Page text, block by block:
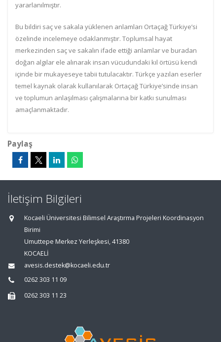
yararlanılmıştır.
Bu bildiri saç ve sakala yüklenen anlamları Ortaçağ Türkiye’si
özelinde incelemeye odaklanmıştır. Toplumsal hayat
merkezinden saç ve sakalın ifade ettiği anlamlar ve buradan
doğan algılar ele alınarak insan vücudundaki kıl örtüsü kendi
içinde bir mukayeseye tabii tutulacaktır. Türkçe yazılan eserler
temel kaynak olarak kullanılarak Ortaçağ Türkiye’sinde insan
ve toplumun anlaşılması çalışmalarına bir katkı sunulması
amaçlanmaktadır.
Paylaş
İletişim Bilgileri
Kocaeli Üniversitesi Bilimsel Araştırma Projeleri Koordinasyon
Birimi
Umuttepe Merkez Yerleşkesi, 41380
KOCAELİ
avesis.destek@kocaeli.edu.tr
0262 303 11 09
0262 303 11 23